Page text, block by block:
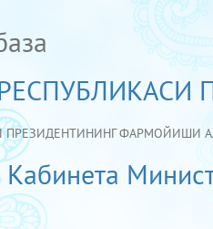
ПРЕЗИДЕНТИНИНГ ФАРМОЙИШИ